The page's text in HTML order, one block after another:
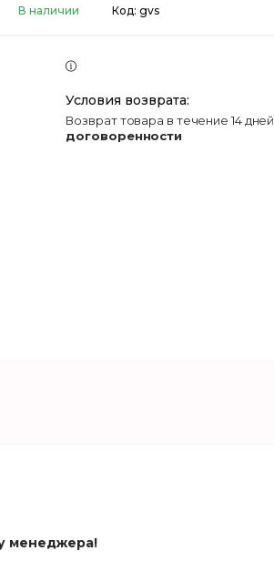
В наличии Код: gvs
возврат товара в течение 14 дней
договоренности
менеджера!